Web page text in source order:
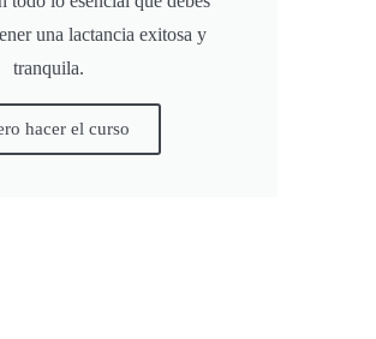
una lactancia exitosa y
tranquila.
hacer el curso